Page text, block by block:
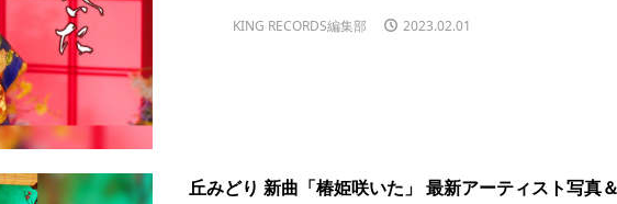
KING RECORDS編集部 2023.02.01
丘みどり 新曲「椿姫咲いた」 最新アーティスト写真